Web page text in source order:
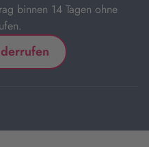
binnen 14 Tagen ohne